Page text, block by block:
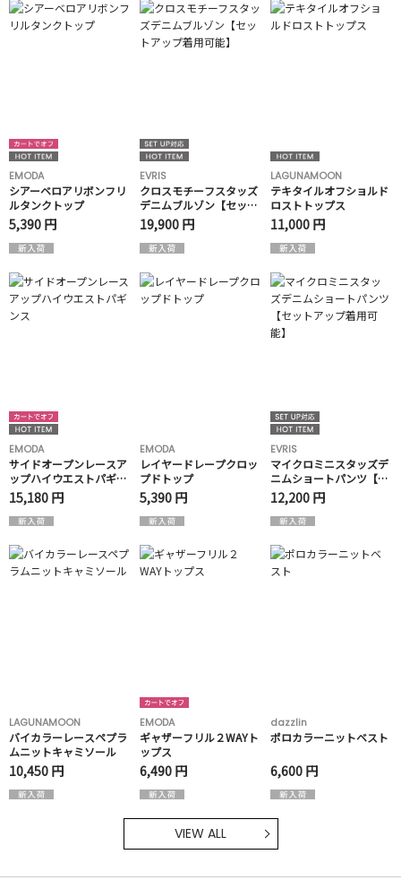
EMODA
シアーベロアリボンフリ
ルタンクトップ
5,390 円
EVRIS
クロスモチーフスタッズ
デニムブルゾン【セット
アップ着用可能】
19,900 円
LAGUNAMOON
テキタイルオフショルド
ロストトップス
11,000 円
EMODA
サイドオープンレースア
ップハイウエストパギン
ス
15,180 円
EMODA
レイヤードレープクロッ
プドトップ
5,390 円
EVRIS
マイクロミニスタッズデ
ニムショートパンツ【セ
ットアップ着用可能】
12,200 円
LAGUNAMOON
バイカラーレースペプラ
ムニットキャミソール
10,450 円
EMODA
ギャザーフリル２WAYト
ップス
6,490 円
dazzlin
ポロカラーニットベスト
6,600 円
VIEW ALL